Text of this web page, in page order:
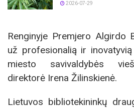
2026-07-29
Renginyje Premjero Algirdo
už profesionalią ir
miesto savivaldybės
direktorė Irena Žilinskienė.
Lietuvos bibliotekininkų